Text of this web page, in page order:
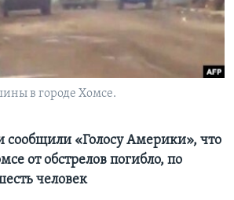
в городе Хомсе.
«Голосу Америки», что
от обстрелов погибло, по
человек